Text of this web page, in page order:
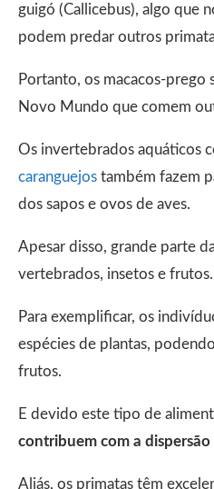
guigó (Callicebus), algo que
podem predar outros
Portanto, os macacos-prego
Novo Mundo que comem
Os invertebrados aquáticos
caranguejos também fazem
dos sapos e ovos de aves.
Apesar disso, grande parte
vertebrados, insetos e frutos.
Para exemplificar, os
espécies de plantas,
frutos.
E devido este tipo de
contribuem com a dispersão
Aliás, os primatas têm